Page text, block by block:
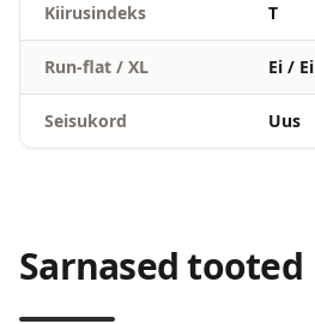
Kiirusindeks T
Run-flat / XL Ei / Ei
Seisukord Uus
Sarnased tooted